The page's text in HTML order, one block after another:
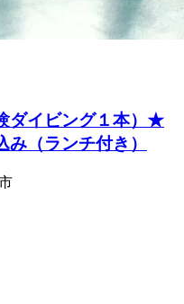
ダイビング１本）★
（ランチ付き）